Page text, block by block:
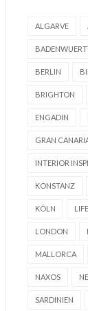
ALGARVE
BERLIN
BRIGHTON
ENGADIN
GRAN
INTERIOR
KONSTANZ
KÖLN
LONDON
MALLORCA
NAXOS
SARDINIEN